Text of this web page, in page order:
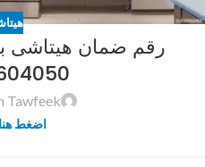
رقم ضمان هيتاشى
Tawfeek
اضغط